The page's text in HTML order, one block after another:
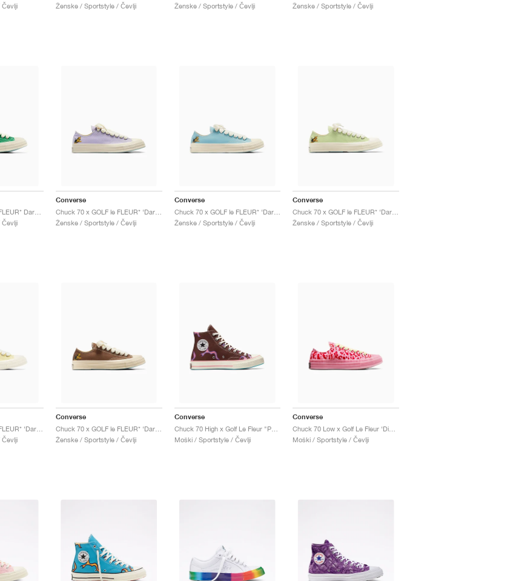
Ženske / Sportstyle / Čevlji
Ženske / Sportstyle / Čevlji
Ženske / Sportstyle / Čevlji
Converse
Chuck 70 x GOLF le FLEUR* ‘Darryl Pack’ "Orchid Petal"
Ženske / Sportstyle / Čevlji
Converse
Chuck 70 x GOLF le FLEUR* ‘Darryl Pack’ "Milky Blue"
Ženske / Sportstyle / Čevlji
Converse
Ženske / Sportstyle / Čevlji
Converse
Chuck 70 x GOLF le FLEUR* ‘Darryl Pack’ "Dachshund"
Ženske / Sportstyle / Čevlji
Converse
Chuck 70 High x Golf Le Fleur "Paprika Flame"
Moški / Sportstyle / Čevlji
Converse
Moški / Sportstyle / Čevlji